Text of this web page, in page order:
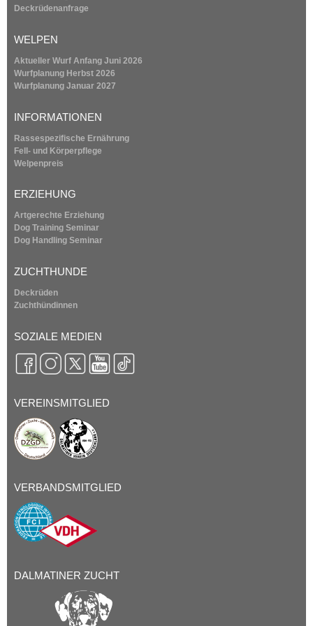
1
9
4
s
t
e
r
n
)
Deckrüdenanfrage
WELPEN
Aktueller Wurf Anfang Juni 2026
Wurfplanung Herbst 2026
Wurfplanung Januar 2027
INFORMATIONEN
Rassespezifische Ernährung
Fell- und Körperpflege
Welpenpreis
ERZIEHUNG
Artgerechte Erziehung
Dog Training Seminar
Dog Handling Seminar
ZUCHTHUNDE
Deckrüden
Zuchthündinnen
SOZIALE MEDIEN
VEREINSMITGLIED
VERBANDSMITGLIED
DALMATINER ZUCHT